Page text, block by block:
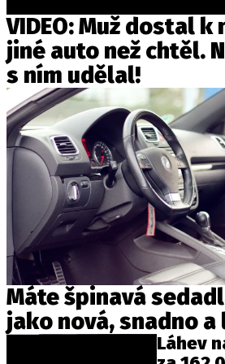
VIDEO: Muž dostal k
jiné auto než chtěl.
s ním udělal!
Máte špinavá
jako nová, snadno a
Láhev